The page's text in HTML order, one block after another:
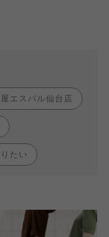
エスパル仙台店
たい